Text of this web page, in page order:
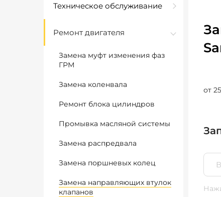
Техническое обслуживание
Ремонт двигателя
Замена муфт изменения фаз
ГРМ
Замена коленвала
Ремонт блока цилиндров
Промывка масляной системы
Замена распредвала
Замена поршневых колец
Замена направляющих втулок
клапанов
от